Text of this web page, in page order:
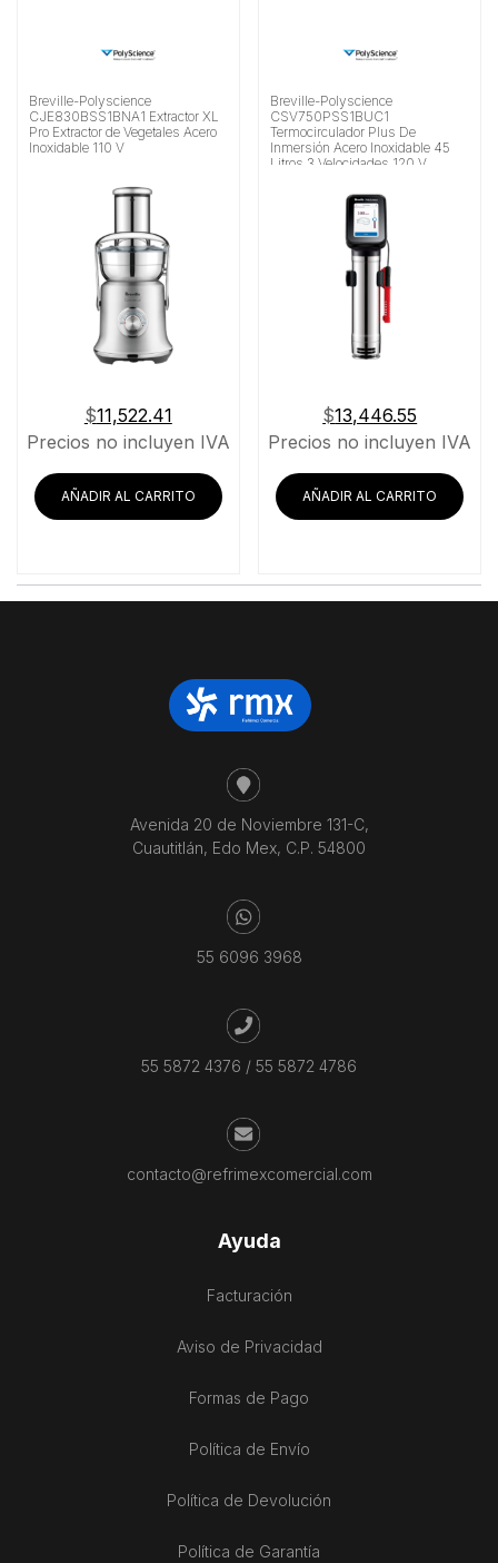
Breville-Polyscience
CJE830BSS1BNA1 Extractor XL
Pro Extractor de Vegetales Acero
Inoxidable 110 V
$11,522.41
Precios no incluyen IVA
AÑADIR AL CARRITO
Breville-Polyscience
CSV750PSS1BUC1
Termocirculador Plus De
Inmersión Acero Inoxidable 45
Litros 3 Velocidades 120 V
$13,446.55
Precios no incluyen IVA
AÑADIR AL CARRITO
Avenida 20 de Noviembre 131-C,
Cuautitlán, Edo Mex, C.P. 54800
55 6096 3968
55 5872 4376 / 55 5872 4786
contacto@refrimexcomercial.com
Ayuda
Facturación
Aviso de Privacidad
Formas de Pago
Política de Envío
Política de Devolución
Política de Garantía